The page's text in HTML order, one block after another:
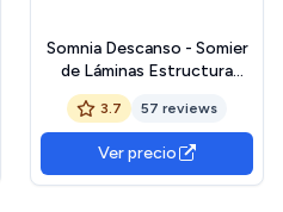
Somnia Descanso - Somier
de Láminas Estructura
30x30mm Sin Patas,
Estabilidad y Robustez,
Tubo Acero 30 x 30 mm,
Pintura Epoxi Gris, 90x180
3.7 57 reviews
Ver precio